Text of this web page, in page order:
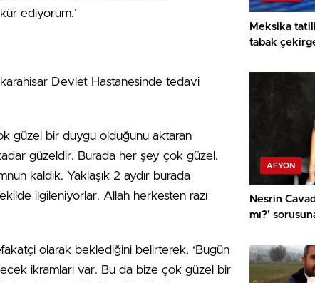
ediyorum.’
Devlet Hastanesinde tedavi
güzel bir duygu olduğunu aktaran
güzeldir. Burada her şey çok güzel.
kaldık. Yaklaşık 2 aydır burada
ilgileniyorlar. Allah herkesten razı
olarak beklediğini belirterek, ‘Bugün
ikramları var. Bu da bize çok güzel bir
Meksika
tabak
AFYON
Nesrin
mı?’